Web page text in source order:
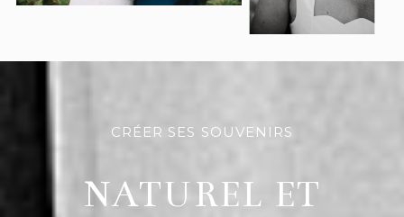
CRÉER SES SOUVENIRS
NATUREL ET